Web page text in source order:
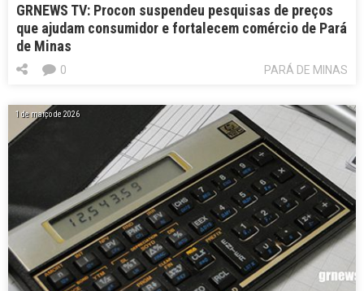
GRNEWS TV: Procon suspendeu pesquisas de preços
que ajudam consumidor e fortalecem comércio de Pará
de Minas
PARÁ DE MINAS
0
1 de março de 2026